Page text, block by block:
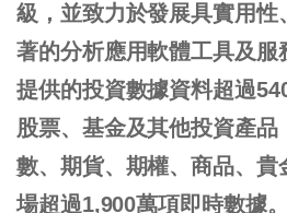
級，並致力於發展具實用性
著的分析應用軟體工具及
提供的投資數據資料超過
股票、基金及其他投資產
數、期貨、期權、商品、貴
場超過1,900萬項即時數據